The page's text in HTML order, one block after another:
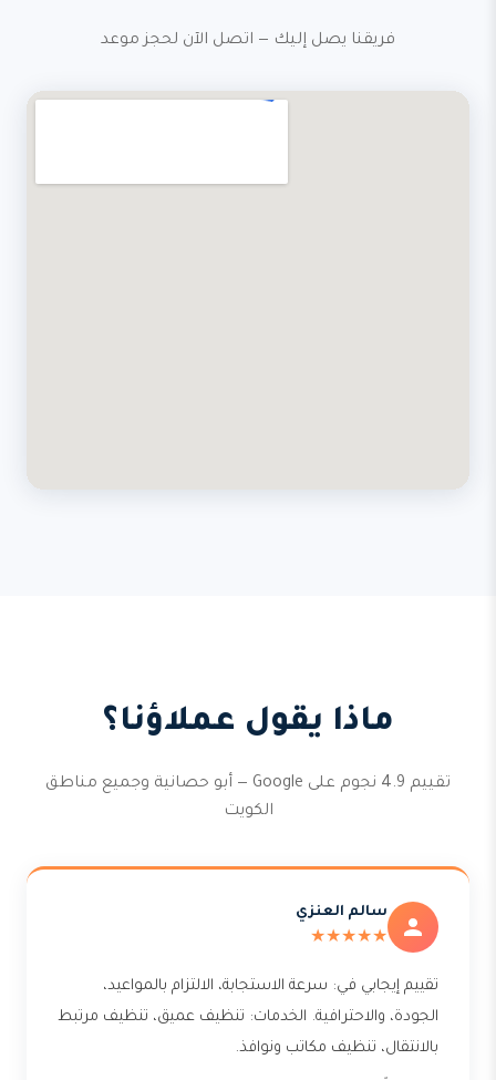
فريقنا يصل إليك — اتصل الآن لحجز موعد
ماذا يقول عملاؤنا؟
تقييم 4.9 نجوم على Google — أبو حصانية وجميع مناطق
الكويت
سالم العنزي
★★★★★
تقييم إيجابي في: سرعة الاستجابة، الالتزام بالمواعيد،
الجودة، والاحترافية. الخدمات: تنظيف عميق، تنظيف مرتبط
بالانتقال، تنظيف مكاتب ونوافذ.